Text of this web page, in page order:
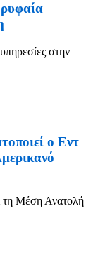
στην
ο Εντ
τη Μέση Ανατολή